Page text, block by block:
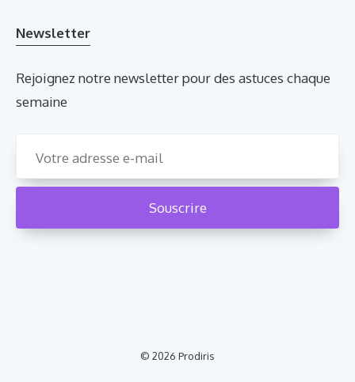
Newsletter
Rejoignez notre newsletter pour des astuces chaque
semaine
© 2026 Prodiris